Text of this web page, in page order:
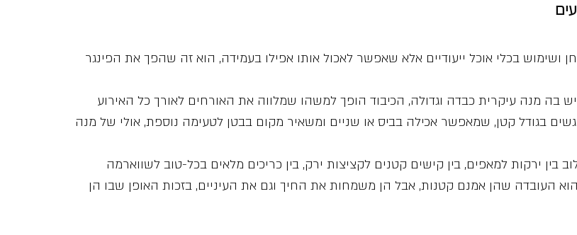
ושימוש בכלי אוכל ייעודיים אלא שאפשר לאכול אותו אפילו בעמידה, הוא זה שהפך את הפינגר
מנה עיקרית כבדה וגדולה, הכיבוד הופך למשהו שמלווה את האורחים לאורך כל האירוע
בגודל קטן, שמאפשר אכילה בביס או שניים ומשאיר מקום בבטן לטעימה נוספת, אולי של מנה
בין ירקות למאפים, בין קישים קטנים לקציצות ירק, בין כריכים מלאים בכל-טוב לשווארמה
העובדה שהן אמנם קטנות, אבל הן משמחות את החיך וגם את העיניים, בזכות האופן שבו הן